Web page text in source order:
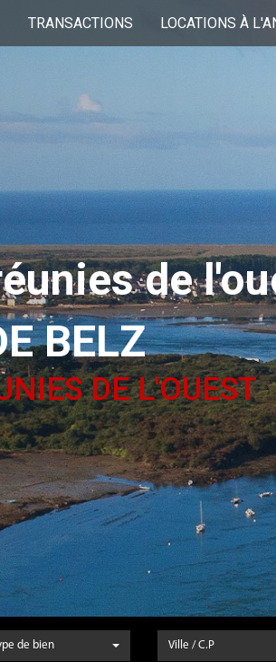
TRANSACTIONS LOCATIONS À
de
BELZ
DE L'OUEST
de bien Ville / C.P